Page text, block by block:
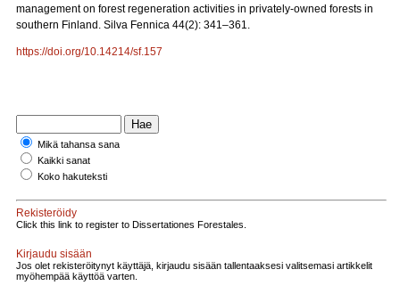
management on forest regeneration activities in privately-owned forests in
southern Finland. Silva Fennica 44(2): 341–361.
https://doi.org/10.14214/sf.157
Mikä tahansa sana
Kaikki sanat
Koko hakuteksti
Rekisteröidy
Click this link to register to Dissertationes Forestales.
Kirjaudu sisään
Jos olet rekisteröitynyt käyttäjä, kirjaudu sisään tallentaaksesi valitsemasi artikkelit
myöhempää käyttöä varten.